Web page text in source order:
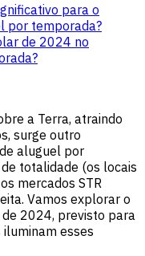
para o
por temporada?
de 2024 no
a Terra, atraindo
surge outro
aluguel por
totalidade (os locais
mercados STR
Vamos explorar o
2024, previsto para
esses